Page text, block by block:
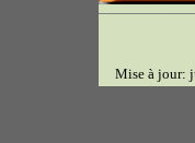
Mise à jour: